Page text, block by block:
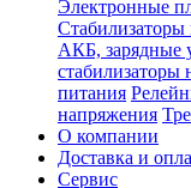
Электронные
АКБ, зарядные
стабилизаторы
питания
напряжения
О компании
Доставка и
Сервис